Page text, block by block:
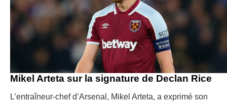
Mikel Arteta sur la signature de Declan Rice
L’entraîneur-chef d’Arsenal, Mikel Arteta, a exprimé son